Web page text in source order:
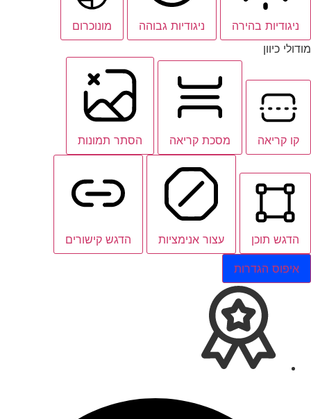
ניגודיות בהירה ניגודיות גבוהה
מונוכרום
מודולי כיוון
קו קריאה מסכת קריאה הסתר תמונות
הדגש תוכן עצור אנימציות הדגש קישורים
איפוס הגדרות